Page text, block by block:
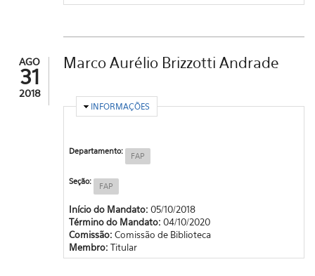
AGO
31
2018
Marco Aurélio Brizzotti Andrade
OCULTAR
INFORMAÇÕES
Departamento: FAP
Seção: FAP
Início do Mandato: 05/10/2018
Término do Mandato: 04/10/2020
Comissão: Comissão de Biblioteca
Membro: Titular